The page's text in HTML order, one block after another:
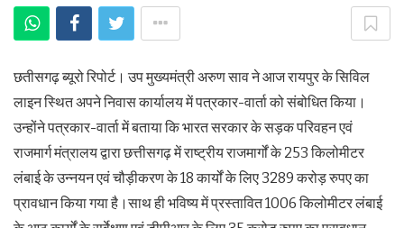
छतीसगढ़ ब्यूरो रिपोर्ट। उप मुख्यमंत्री अरुण साव ने आज रायपुर के सिविल
लाइन स्थित अपने निवास कार्यालय में पत्रकार-वार्ता को संबोधित किया।
उन्होंने पत्रकार-वार्ता में बताया कि भारत सरकार के सड़क परिवहन एवं
राजमार्ग मंत्रालय द्वारा छत्तीसगढ़ में राष्ट्रीय राजमार्गों के 253 किलोमीटर
लंबाई के उन्नयन एवं चौड़ीकरण के 18 कार्यों के लिए 3289 करोड़ रुपए का
प्रावधान किया गया है।साथ ही भविष्य में प्रस्तावित 1006 किलोमीटर लंबाई